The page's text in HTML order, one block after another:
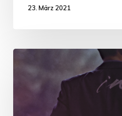
23. März 2021